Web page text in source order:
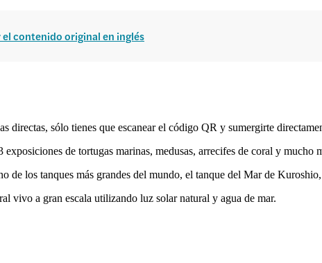
el contenido original en inglés
directas, sólo tienes que escanear el código QR y sumergirte
de tortugas marinas, medusas, arrecifes de coral y mucho
de los tanques más grandes del mundo, el tanque del Mar de
vivo a gran escala utilizando luz solar natural y agua de mar.